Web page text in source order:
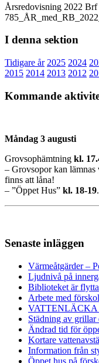
Årsredovisning 2022
I denna sektion
Tidigare år 2025 2024
2015 2014 2013 2012
Kommande
Måndag 3 augusti
Grovsophämtning kl.
– Grovsopor kan lämnas
finns att låna!
– ”Öppet Hus” kl. 18-19
Senaste inläggen
Värmeåtgärder –
Ljudnivå på
Biblioteket är
Arbete med
VATTENLÄCKA
Städning av grillar
Ändrad tid för
Kortare
Information från
Öppet hus på